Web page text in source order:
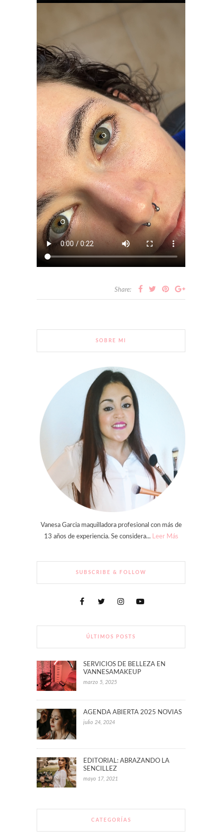
Share:
SOBRE MI
Vanesa Garcia maquilladora profesional con más de
13 años de experiencia. Se considera... Leer Más
SUBSCRIBE & FOLLOW
ÚLTIMOS POSTS
SERVICIOS DE BELLEZA EN
VANNESAMAKEUP
marzo 5, 2025
AGENDA ABIERTA 2025 NOVIAS
julio 24, 2024
EDITORIAL: ABRAZANDO LA
SENCILLEZ
mayo 17, 2021
CATEGORÍAS